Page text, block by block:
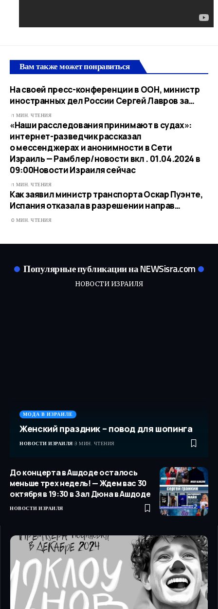
Вам также может понравиться
На своей пресс-конференции в ООН, министр
иностранных дел России Сергей Лавров за…
1 МИН. ЧТЕНИЯ
«Наши расследования принимают в судах»:
интернет-разведчик рассказал
о мессенджерах и анонимности в Сети
Израиль — Рамблер/новости вкл . 01.04.2024 в
09:00​Новости Израиля сейчас
1 МИН. ЧТЕНИЯ
Как заявил министр транспорта Оскар Пуэнте,
Испания отказала в разрешении направ…
0 МИН. ЧТЕНИЯ
Популярные публикации на NEWSisra.com
НОВОСТИ ИЗРАИЛЯ
МОДА В ИЗРАИЛЕ
Женский праздник – повод для шопинга
НОВОСТИ ИЗРАИЛЯ 3 МИН. ЧТЕНИЯ
До концерта в Ашдоде осталось
меньше трех недель! — Ждем вас 30
октября в 19:30 в Зал Дюна в Ашдоде
НОВОСТИ ИЗРАИЛЯ